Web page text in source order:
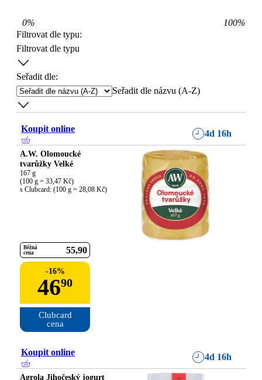
0% 100%
Filtrovat dle typu:
Filtrovat dle typu
Seřadit dle:
Seřadit dle názvu (A-Z)
Koupit online 4d 16h
A.W. Olomoucké
tvarůžky Velké
167 g
(100 g = 33,47 Kč)
s Clubcard: (100 g = 28,08 Kč)
Běžná
cena
55 90
-16%
4690
Clubcard
cena
Koupit online 4d 16h
Agrola Jihočeský jogurt